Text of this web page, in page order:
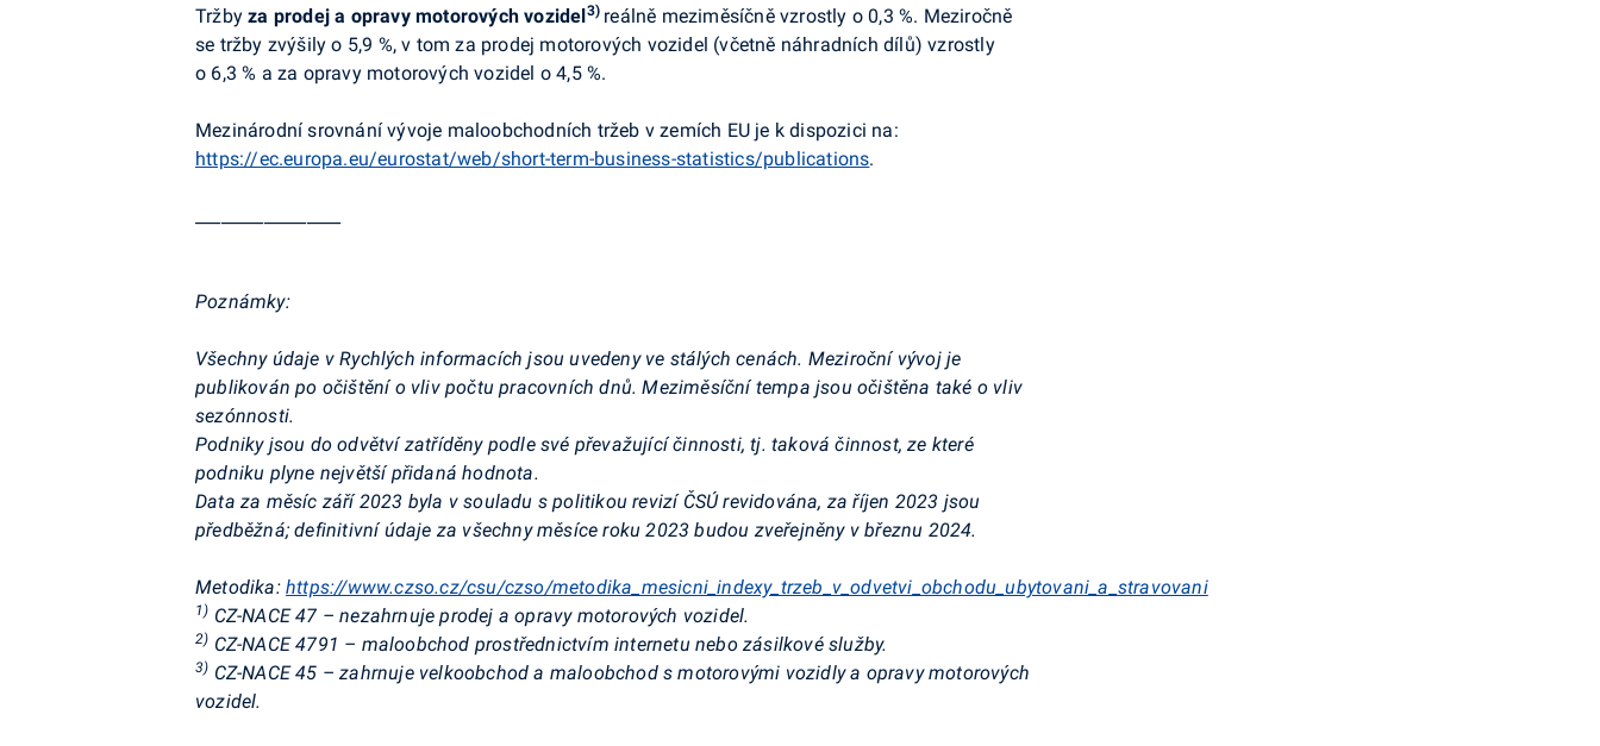
Tržbyza prodej a opravy motorových vozidel3) reálně meziměsíčně vzrostly o 0,3 %. Meziročně
se tržby zvýšily o 5,9 %, v tomza prodej motorových vozidel (včetně náhradních dílů) vzrostly
o 6,3 % a za opravy motorových vozidel o 4,5 %.
Mezinárodní srovnání vývoje maloobchodních tržeb v zemích EU je k dispozici na:
https://ec.europa.eu/eurostat/web/short-term-business-statistics/publications.
Poznámky:
Všechny údaje v Rychlých informacích jsou uvedeny ve stálých cenách. Meziroční vývoj je
publikován po očištění o vliv počtu pracovních dnů. Meziměsíční tempa jsou očištěna také o vliv
sezónnosti.
Podniky jsou do odvětví zatříděny podle své převažující činnosti, tj. taková činnost, ze které
podniku plyne největší přidaná hodnota.
Data za měsíc září 2023 byla v souladu s politikou revizí ČSÚ revidována, za říjen 2023 jsou
předběžná; definitivní údaje za všechny měsíce roku 2023 budou zveřejněny v březnu 2024.
Metodika: https://www.czso.cz/csu/czso/metodika_mesicni_indexy_trzeb_v_odvetvi_obchodu_ubytovani_a_stravovani
1) CZ-NACE 47 – nezahrnuje prodej a opravy motorových vozidel.
2) CZ-NACE 4791 – maloobchod prostřednictvím internetu nebo zásilkové služby.
3) CZ-NACE 45 – zahrnuje velkoobchod a maloobchod s motorovými vozidly a opravy motorových
vozidel.